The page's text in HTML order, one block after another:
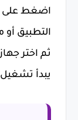
التطبيق أو
يبدأ